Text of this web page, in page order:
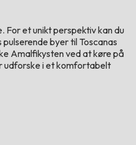
For et unikt perspektiv kan du
byer til Toscanas
Amalfikysten ved at køre på
udforske i et komfortabelt